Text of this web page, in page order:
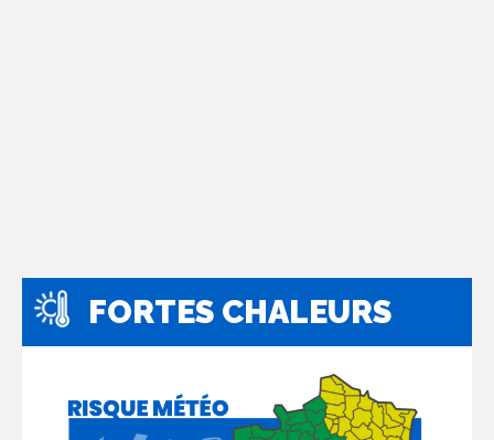
FORTES CHALEURS